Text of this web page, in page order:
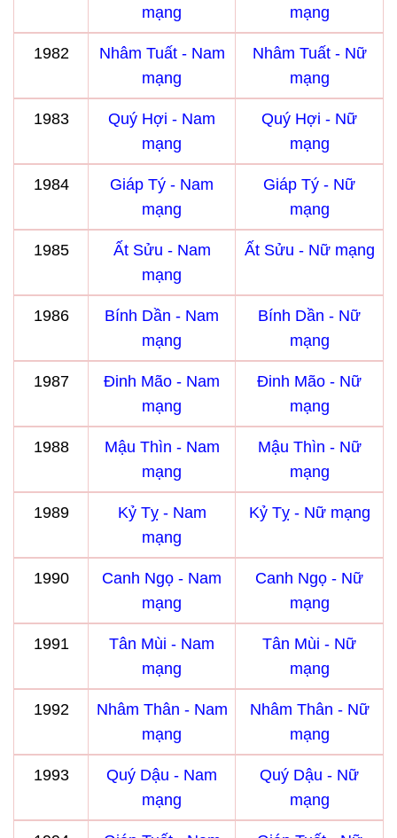
mạng
mạng
1982
Nhâm Tuất - Nam
mạng
Nhâm Tuất - Nữ
mạng
1983
Quý Hợi - Nam
mạng
Quý Hợi - Nữ
mạng
1984
Giáp Tý - Nam
mạng
Giáp Tý - Nữ
mạng
1985
Ất Sửu - Nam
mạng
Ất Sửu - Nữ mạng
1986
Bính Dần - Nam
mạng
Bính Dần - Nữ
mạng
1987
Đinh Mão - Nam
mạng
Đinh Mão - Nữ
mạng
1988
Mậu Thìn - Nam
mạng
Mậu Thìn - Nữ
mạng
1989
Kỷ Tỵ - Nam
mạng
Kỷ Tỵ - Nữ mạng
1990
Canh Ngọ - Nam
mạng
Canh Ngọ - Nữ
mạng
1991
Tân Mùi - Nam
mạng
Tân Mùi - Nữ
mạng
1992
Nhâm Thân - Nam
mạng
Nhâm Thân - Nữ
mạng
1993
Quý Dậu - Nam
mạng
Quý Dậu - Nữ
mạng